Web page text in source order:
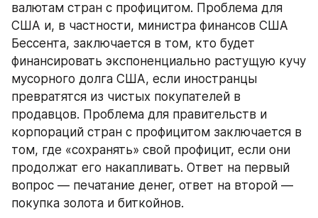
валютам стран с профицитом. Проблема для
США и, в частности, министра финансов США
Бессента, заключается в том, кто будет
финансировать экспоненциально растущую кучу
мусорного долга США, если иностранцы
превратятся из чистых покупателей в
продавцов. Проблема для правительств и
корпораций стран с профицитом заключается в
том, где «сохранять» свой профицит, если они
продолжат его накапливать. Ответ на первый
вопрос — печатание денег, ответ на второй —
покупка золота и биткойнов.